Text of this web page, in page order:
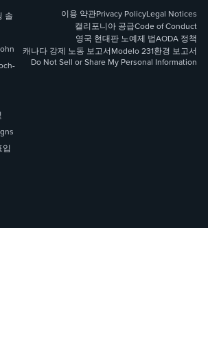
솔
이용 약관Privacy PolicyLegal Notices
캘리포니아 공급Code of Conduct
영국 현대판 노예제 법AODA 정책
캐나다 강제 노동 보고서Modelo 231환경 보고서
Do Not Sell or Share My Personal Information